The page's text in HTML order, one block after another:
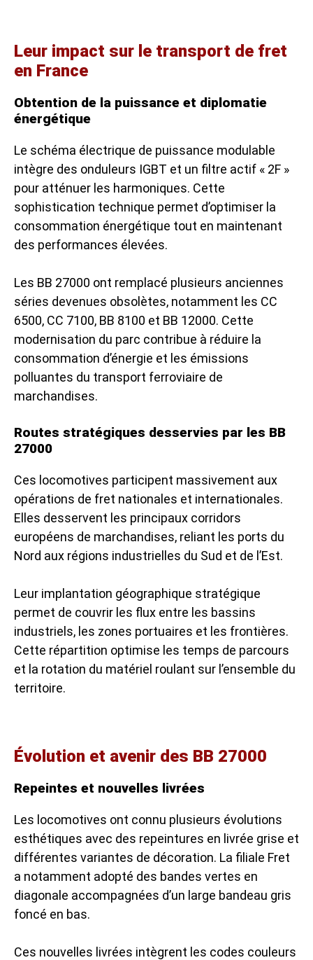
Leur impact sur le transport de fret
en France
Obtention de la puissance et diplomatie
énergétique
Le schéma électrique de puissance modulable
intègre des onduleurs IGBT et un filtre actif « 2F »
pour atténuer les harmoniques. Cette
sophistication technique permet d’optimiser la
consommation énergétique tout en maintenant
des performances élevées.
Les BB 27000 ont remplacé plusieurs anciennes
séries devenues obsolètes, notamment les CC
6500, CC 7100, BB 8100 et BB 12000. Cette
modernisation du parc contribue à réduire la
consommation d’énergie et les émissions
polluantes du transport ferroviaire de
marchandises.
Routes stratégiques desservies par les BB
27000
Ces locomotives participent massivement aux
opérations de fret nationales et internationales.
Elles desservent les principaux corridors
européens de marchandises, reliant les ports du
Nord aux régions industrielles du Sud et de l’Est.
Leur implantation géographique stratégique
permet de couvrir les flux entre les bassins
industriels, les zones portuaires et les frontières.
Cette répartition optimise les temps de parcours
et la rotation du matériel roulant sur l’ensemble du
territoire.
Évolution et avenir des BB 27000
Repeintes et nouvelles livrées
Les locomotives ont connu plusieurs évolutions
esthétiques avec des repeintures en livrée grise et
différentes variantes de décoration. La filiale Fret
a notamment adopté des bandes vertes en
diagonale accompagnées d’un large bandeau gris
foncé en bas.
Ces nouvelles livrées intègrent les codes couleurs